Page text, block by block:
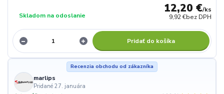
12,20 €/ks
9,92 €bez DPH
Skladom na odoslanie
Pridať do košíka
Recenzia obchodu od zákazníka
marlips
Pridané 27. januára